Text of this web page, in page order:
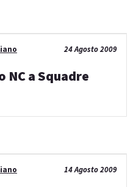
24 Agosto 2009
a Squadre
14 Agosto 2009